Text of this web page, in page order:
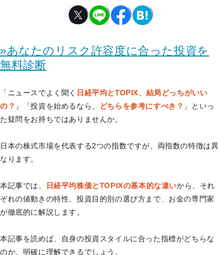
»あなたのリスク許容度に合った投資を
無料診断
「ニュースでよく聞く 日経平均とTOPIX、結局どっちがいい
の？ 」「投資を始めるなら、 どちらを参考にすべき？ 」といっ
た疑問をお持ちではありませんか。
日本の株式市場を代表する2つの指数ですが、両指数の特徴は異
なります。
本記事では、 日経平均株価とTOPIXの基本的な違いから、それ
ぞれの値動きの特性、投資目的別の選び方まで、お金の専門家
が徹底的に解説します。
本記事を読めば、自身の投資スタイルに合った指標がどちらな
のか、明確に理解できるでしょう。